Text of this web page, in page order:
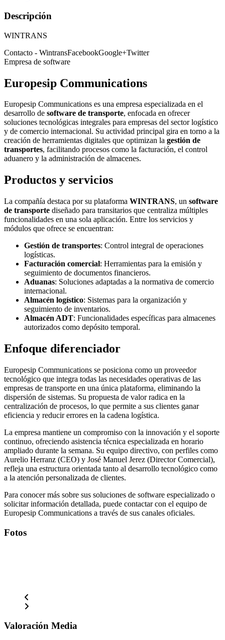
Descripción
WINTRANS
Contacto - WintransFacebookGoogle+Twitter
Empresa de software
Europesip Communications
Europesip Communications es una empresa especializada en el
desarrollo de software de transporte, enfocada en ofrecer
soluciones tecnológicas integrales para empresas del sector logístico
y de comercio internacional. Su actividad principal gira en torno a la
creación de herramientas digitales que optimizan la gestión de
transportes, facilitando procesos como la facturación, el control
aduanero y la administración de almacenes.
Productos y servicios
La compañía destaca por su plataforma WINTRANS, un software
de transporte diseñado para transitarios que centraliza múltiples
funcionalidades en una sola aplicación. Entre los servicios y
módulos que ofrece se encuentran:
Gestión de transportes: Control integral de operaciones
logísticas.
Facturación comercial: Herramientas para la emisión y
seguimiento de documentos financieros.
Aduanas: Soluciones adaptadas a la normativa de comercio
internacional.
Almacén logístico: Sistemas para la organización y
seguimiento de inventarios.
Almacén ADT: Funcionalidades específicas para almacenes
autorizados como depósito temporal.
Enfoque diferenciador
Europesip Communications se posiciona como un proveedor
tecnológico que integra todas las necesidades operativas de las
empresas de transporte en una única plataforma, eliminando la
dispersión de sistemas. Su propuesta de valor radica en la
centralización de procesos, lo que permite a sus clientes ganar
eficiencia y reducir errores en la cadena logística.
La empresa mantiene un compromiso con la innovación y el soporte
continuo, ofreciendo asistencia técnica especializada en horario
ampliado durante la semana. Su equipo directivo, con perfiles como
Aurelio Herranz (CEO) y José Manuel Jerez (Director Comercial),
refleja una estructura orientada tanto al desarrollo tecnológico como
a la atención personalizada de clientes.
Para conocer más sobre sus soluciones de software especializado o
solicitar información detallada, puede contactar con el equipo de
Europesip Communications a través de sus canales oficiales.
Fotos
Valoración Media